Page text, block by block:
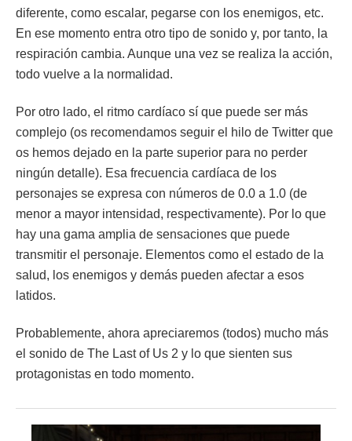
diferente, como escalar, pegarse con los enemigos, etc.
En ese momento entra otro tipo de sonido y, por tanto, la
respiración cambia. Aunque una vez se realiza la acción,
todo vuelve a la normalidad.
Por otro lado, el ritmo cardíaco sí que puede ser más
complejo (os recomendamos seguir el hilo de Twitter que
os hemos dejado en la parte superior para no perder
ningún detalle). Esa frecuencia cardíaca de los
personajes se expresa con números de 0.0 a 1.0 (de
menor a mayor intensidad, respectivamente). Por lo que
hay una gama amplia de sensaciones que puede
transmitir el personaje. Elementos como el estado de la
salud, los enemigos y demás pueden afectar a esos
latidos.
Probablemente, ahora apreciaremos (todos) mucho más
el sonido de The Last of Us 2 y lo que sienten sus
protagonistas en todo momento.